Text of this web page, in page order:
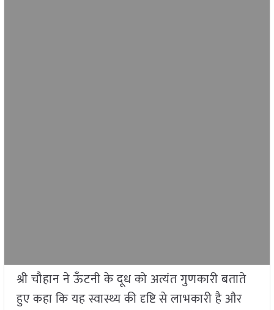
श्री चौहान ने ऊँटनी के दूध को अत्यंत गुणकारी बताते
हुए कहा कि यह स्वास्थ्य की दृष्टि से लाभकारी है और